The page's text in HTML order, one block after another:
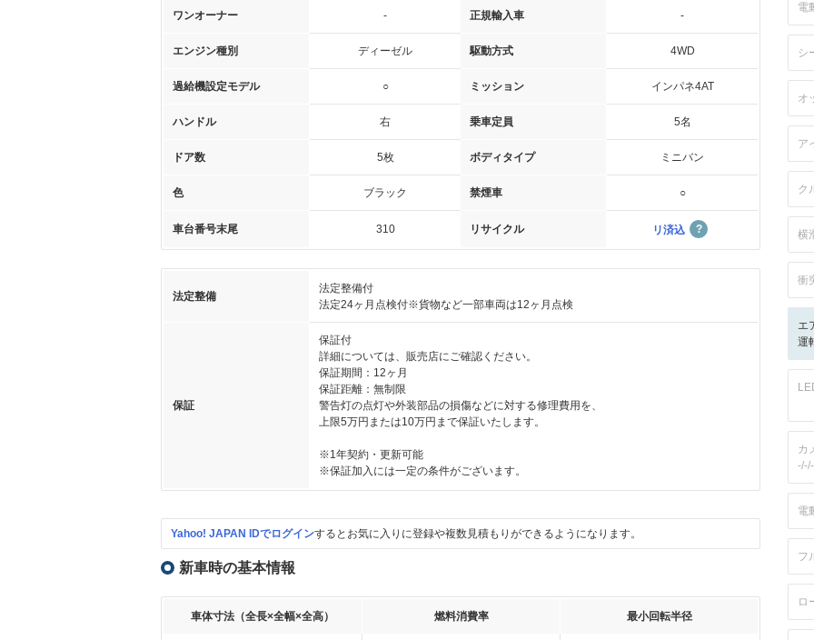
ワンオーナー - 正規輸入車 -
エンジン種別 ディーゼル 駆動方式 4WD
過給機設定モデル ○ ミッション インパネ4AT
ハンドル 右 乗車定員 5名
ドア数 5枚 ボディタイプ ミニバン
色 ブラック 禁煙車 ○
車台番号末尾 310 リサイクル リ済込
法定整備
法定整備付
法定24ヶ月点検付※貨物など一部車両は12ヶ月点検
保証
保証付
詳細については、販売店にご確認ください。
保証期間：12ヶ月
保証距離：無制限
警告灯の点灯や外装部品の損傷などに対する修理費用を、
上限5万円または10万円まで保証いたします。
※1年契約・更新可能
※保証加入には一定の条件がございます。
Yahoo! JAPAN IDでログインするとお気に入りに登録や複数見積もりができるようになります。
新車時の基本情報
車体寸法（全長×全幅×全高） 燃料消費率 最小回転半径
電
シ
オ
ア
ク
横
衝
エ
運
カ
電
フ
ロ